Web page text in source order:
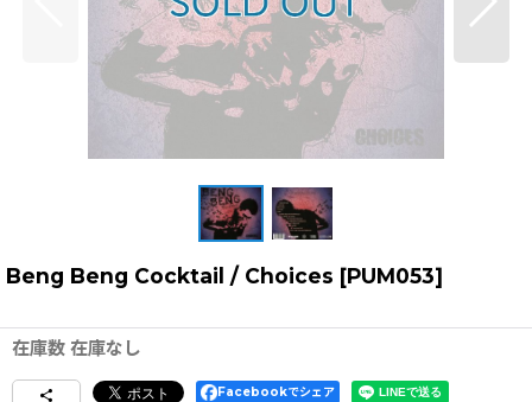
Beng Beng Cocktail / Choices [PUM053]
在庫数 在庫なし
Facebookでシェア